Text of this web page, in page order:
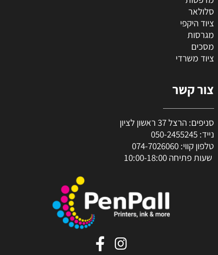
סלולאר
ציוד היקפי
מגרסות
מסכים
ציוד משרדי
צור קשר
סניפים: הרצל 37 ראשון לציון
נייד: 050-2455245
טלפון קווי: 074-7026060
שעות פתיחה 10:00-18:00